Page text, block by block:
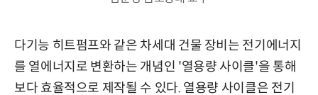
다기능 히트펌프와 같은 차세대 건물 장비는 전기에너지
를 열에너지로 변환하는 개념인 '열용량 사이클'을 통해
보다 효율적으로 제작될 수 있다. 열용량 사이클은 전기